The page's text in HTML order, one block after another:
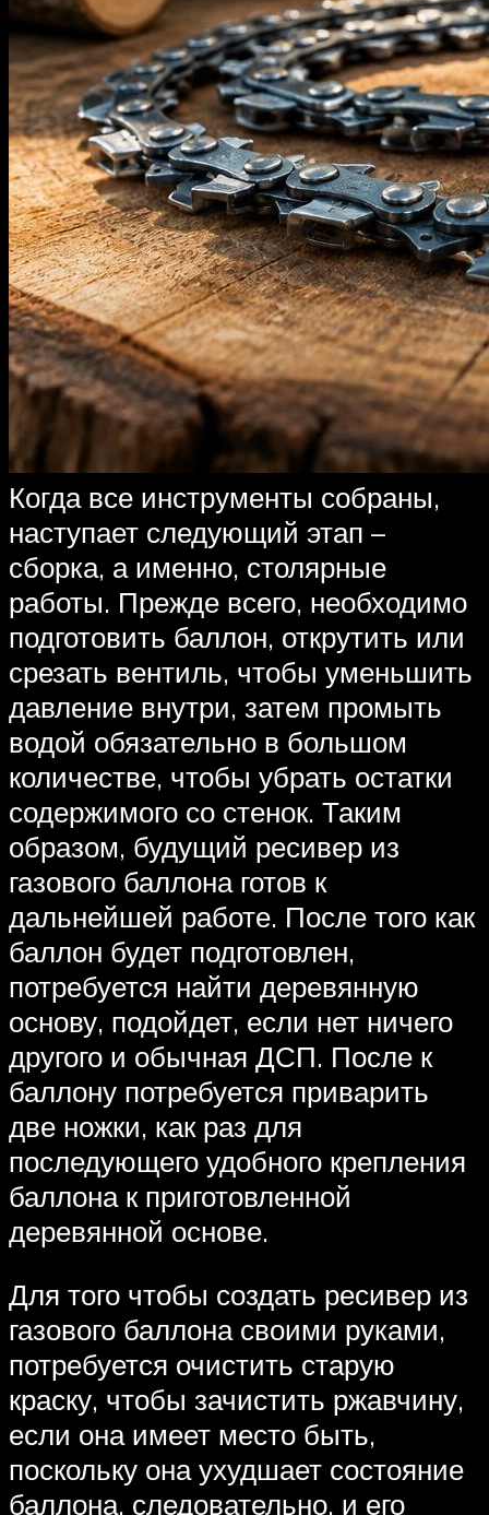
Когда все инструменты собраны,
наступает следующий этап –
сборка, а именно, столярные
работы. Прежде всего, необходимо
подготовить баллон, открутить или
срезать вентиль, чтобы уменьшить
давление внутри, затем промыть
водой обязательно в большом
количестве, чтобы убрать остатки
содержимого со стенок. Таким
образом, будущий ресивер из
газового баллона готов к
дальнейшей работе. После того как
баллон будет подготовлен,
потребуется найти деревянную
основу, подойдет, если нет ничего
другого и обычная ДСП. После к
баллону потребуется приварить
две ножки, как раз для
последующего удобного крепления
баллона к приготовленной
деревянной основе.
Для того чтобы создать ресивер из
газового баллона своими руками,
потребуется очистить старую
краску, чтобы зачистить ржавчину,
если она имеет место быть,
поскольку она ухудшает состояние
баллона, следовательно, и его